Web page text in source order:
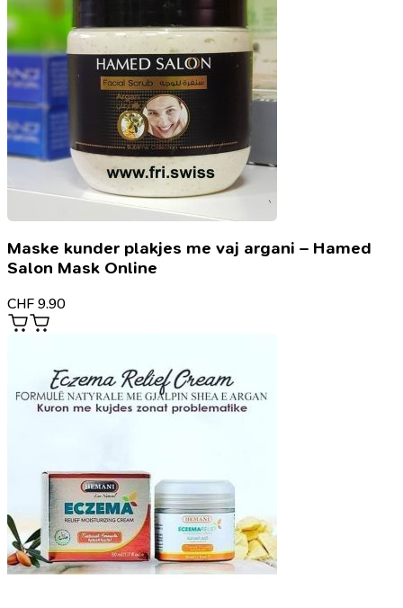
Maske kunder plakjes me vaj argani – Hamed
Salon Mask Online
CHF 9.90